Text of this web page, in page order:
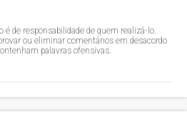
é de responsabilidade de quem realizá-lo.
ou eliminar comentários em desacordo
palavras ofensivas.